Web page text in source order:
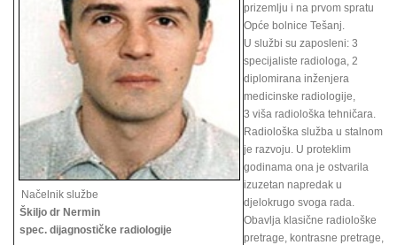
Načelnik službe
Škiljo dr Nermin
spec. dijagnostičke radiologije
prizemlju i na prvom spratu
Opće bolnice Tešanj.
U službi su zaposleni: 3
specijaliste radiologa, 2
diplomirana inženjera
medicinske radiologije,
3 viša radiološka tehničara.
Radiološka služba u stalnom
je razvoju. U proteklim
godinama ona je ostvarila
izuzetan napredak u
djelokrugo svoga rada.
Obavlja klasične radiološke
pretrage, kontrasne pretrage,